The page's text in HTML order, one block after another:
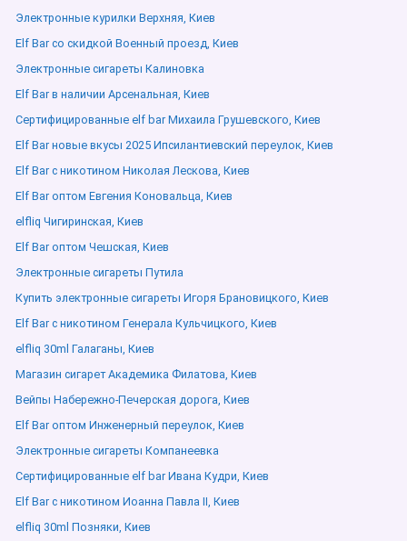
Электронные курилки Верхняя, Киев
Elf Bar со скидкой Военный проезд, Киев
Электронные сигареты Калиновка
Elf Bar в наличии Арсенальная, Киев
Сертифицированные elf bar Михаила Грушевского, Киев
Elf Bar новые вкусы 2025 Ипсилантиевский переулок, Киев
Elf Bar с никотином Николая Лескова, Киев
Elf Bar оптом Евгения Коновальца, Киев
elfliq Чигиринская, Киев
Elf Bar оптом Чешская, Киев
Электронные сигареты Путила
Купить электронные сигареты Игоря Брановицкого, Киев
Elf Bar с никотином Генерала Кульчицкого, Киев
elfliq 30ml Галаганы, Киев
Магазин сигарет Академика Филатова, Киев
Вейпы Набережно-Печерская дорога, Киев
Elf Bar оптом Инженерный переулок, Киев
Электронные сигареты Компанеевка
Сертифицированные elf bar Ивана Кудри, Киев
Elf Bar с никотином Иоанна Павла ІІ, Киев
elfliq 30ml Позняки, Киев